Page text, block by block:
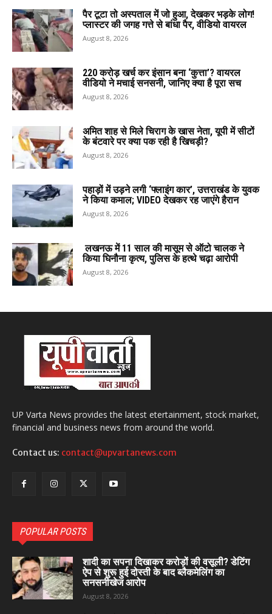
पैर टूटा तो अस्पताल में जो हुआ, देखकर भड़के लोग!
प्लास्टर की जगह गत्ते से बांधा पैर, वीडियो वायरल
August 8, 2026
220 करोड़ खर्च कर इंसान बना ‘कुत्ता’? वायरल
वीडियो ने मचाई सनसनी, जानिए क्या है पूरा सच
August 8, 2026
अमित शाह से मिले चिराग के खास नेता, यूपी में सीटों
के बंटवारे पर क्या पक रही है खिचड़ी?
August 8, 2026
पहाड़ों में उड़ने लगी ‘फ्लाइंग कार’, उत्तराखंड के युवक
ने किया कमाल; VIDEO देखकर रह जाएंगे हैरान
August 8, 2026
लखनऊ में 11 साल की मासूम से ऑटो चालक ने
किया घिनौना कृत्य, पुलिस के हत्थे चढ़ा आरोपी
August 8, 2026
UP Varta News provides the latest etertainment, stock market,
financial and business news from around the world.
Contact us: contact@upvartanews.com
POPULAR POSTS
शादी का सपना दिखाकर करोड़ों की वसूली? डेटिंग
ऐप से शुरू हुई दोस्ती के बाद ब्लैकमेलिंग का
सनसनीखेज आरोप
August 8, 2026